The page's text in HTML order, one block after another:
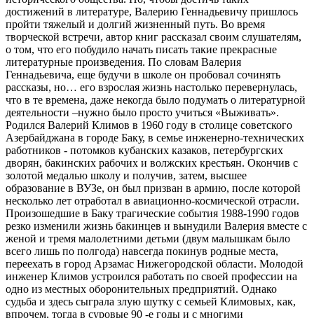
достижений в литературе, Валерию Геннадьевичу пришлось
пройти тяжелый и долгий жизненный путь. Во время
творческой встречи, автор книг рассказал своим слушателям,
о том, что его побудило начать писать такие прекрасные
литературные произведения. По словам Валерия
Геннадьевича, еще будучи в школе он пробовал сочинять
рассказы, но… его взрослая жизнь настолько перевернулась,
что в те времена, даже некогда было подумать о литературной
деятельности –нужно было просто учиться «Выживать».
Родился Валерий Климов в 1960 году в столице советского
Азербайджана в городе Баку, в семье инженерно-технических
работников - потомков кубанских казаков, петербургских
дворян, бакинских рабочих и волжских крестьян. Окончив с
золотой медалью школу и получив, затем, высшее
образование в ВУЗе, он был призван в армию, после которой
несколько лет отработал в авиационно-космической отрасли.
Произошедшие в Баку трагические события 1988-1990 годов
резко изменили жизнь бакинцев и вынудили Валерия вместе с
женой и тремя малолетними детьми (двум малышкам было
всего лишь по полгода) навсегда покинув родные места,
переехать в город Арзамас Нижегородской области. Молодой
инженер Климов устроился работать по своей профессии на
одно из местных оборонительных предприятий. Однако
судьба и здесь сыграла злую шутку с семьей Климовых, как,
впрочем, тогда в суровые 90 -е годы и с многими